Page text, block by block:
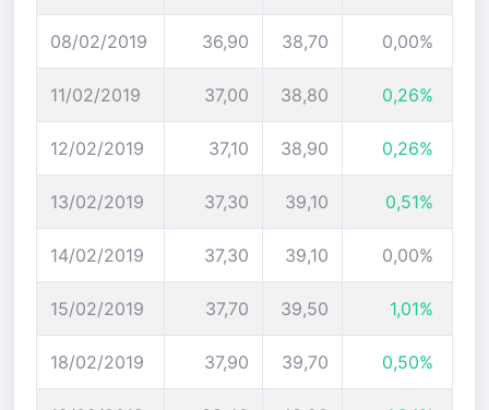
08/02/2019 36,90 38,70 0,00%
11/02/2019 37,00 38,80 0,26%
12/02/2019 37,10 38,90 0,26%
13/02/2019 37,30 39,10 0,51%
14/02/2019 37,30 39,10 0,00%
15/02/2019 37,70 39,50 1,01%
18/02/2019 37,90 39,70 0,50%